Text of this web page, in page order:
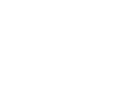
NSC) BLIJFT